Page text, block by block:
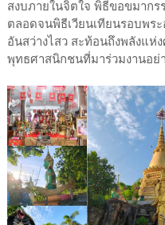
สงบภายในจิตใจ พิธีขอขมาก
ตลอดจนพิธีเวียนเทียนรอบพร
อันสว่างไสว สะท้อนถึงพลังแ
พุทธศาสนิกชนที่มาร่วมงานอย่